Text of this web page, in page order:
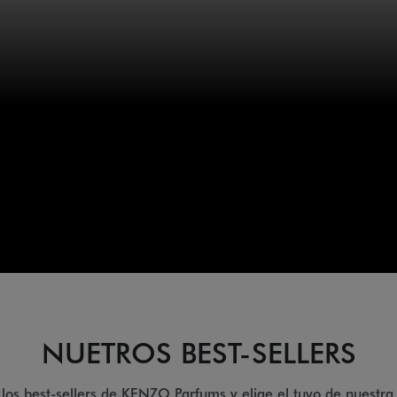
NUETROS BEST-SELLERS
best-sellers de KENZO Parfums y elige el tuyo de nuestra